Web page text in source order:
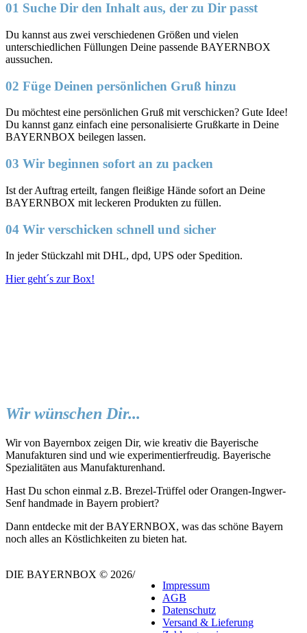
01 Suche Dir den Inhalt aus, der zu Dir passt
Du kannst aus zwei verschiedenen Größen und vielen
unterschiedlichen Füllungen Deine passende BAYERNBOX
aussuchen.
02 Füge Deinen persönlichen Gruß hinzu
Du möchtest eine persönlichen Gruß mit verschicken? Gute Idee!
Du kannst ganz einfach eine personalisierte Grußkarte in Deine
BAYERNBOX beilegen lassen.
03 Wir beginnen sofort an zu packen
Ist der Auftrag erteilt, fangen fleißige Hände sofort an Deine
BAYERNBOX mit leckeren Produkten zu füllen.
04 Wir verschicken schnell und sicher
In jeder Stückzahl mit DHL, dpd, UPS oder Spedition.
Hier geht´s zur Box!
Wir wünschen Dir...
Wir von Bayernbox zeigen Dir, wie kreativ die Bayerische
Manufakturen sind und wie experimentierfreudig. Bayerische
Spezialitäten aus Manufakturenhand.
Hast Du schon einmal z.B. Brezel-Trüffel oder Orangen-Ingwer-
Senf handmade in Bayern probiert?
Dann entdecke mit der BAYERNBOX, was das schöne Bayern
noch alles an Köstlichkeiten zu bieten hat.
DIE BAYERNBOX © 2026/
Impressum
AGB
Datenschutz
Versand & Lieferung